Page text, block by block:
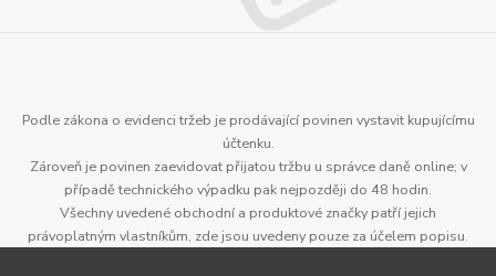
Podle zákona o evidenci tržeb je prodávající povinen vystavit kupujícímu
účtenku.
Zároveň je povinen zaevidovat přijatou tržbu u správce daně online; v
případě technického výpadku pak nejpozději do 48 hodin.
Všechny uvedené obchodní a produktové značky patří jejich
právoplatným vlastníkům, zde jsou uvedeny pouze za účelem popisu.